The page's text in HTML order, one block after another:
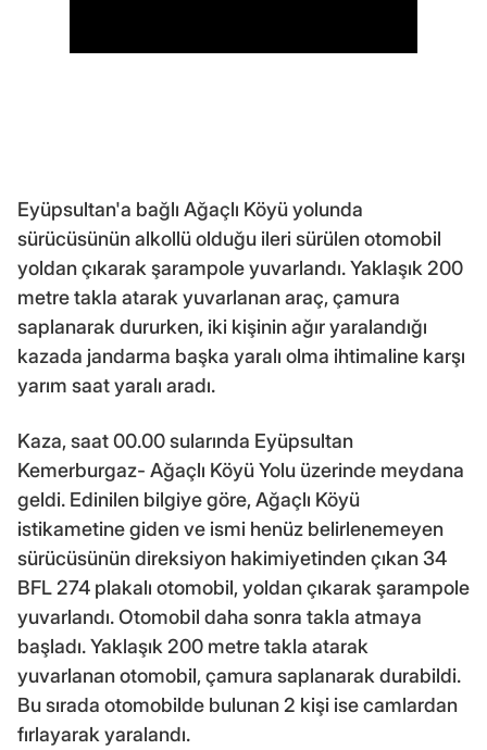
Eyüpsultan'a bağlı Ağaçlı Köyü yolunda
sürücüsünün alkollü olduğu ileri sürülen otomobil
yoldan çıkarak şarampole yuvarlandı. Yaklaşık 200
metre takla atarak yuvarlanan araç, çamura
saplanarak dururken, iki kişinin ağır yaralandığı
kazada jandarma başka yaralı olma ihtimaline karşı
yarım saat yaralı aradı.
Kaza, saat 00.00 sularında Eyüpsultan
Kemerburgaz- Ağaçlı Köyü Yolu üzerinde meydana
geldi. Edinilen bilgiye göre, Ağaçlı Köyü
istikametine giden ve ismi henüz belirlenemeyen
sürücüsünün direksiyon hakimiyetinden çıkan 34
BFL 274 plakalı otomobil, yoldan çıkarak şarampole
yuvarlandı. Otomobil daha sonra takla atmaya
başladı. Yaklaşık 200 metre takla atarak
yuvarlanan otomobil, çamura saplanarak durabildi.
Bu sırada otomobilde bulunan 2 kişi ise camlardan
fırlayarak yaralandı.